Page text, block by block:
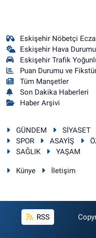
Eskişehir Nöbetçi
Eskişehir Hava Durumu
Eskişehir Trafik
Puan Durumu ve
Tüm Manşetler
Son Dakika Haberleri
Haber Arşivi
GÜNDEM SİYASET
SPOR
ASAYİŞ
SAĞLIK
YAŞAM
Künye İletişim
RSS